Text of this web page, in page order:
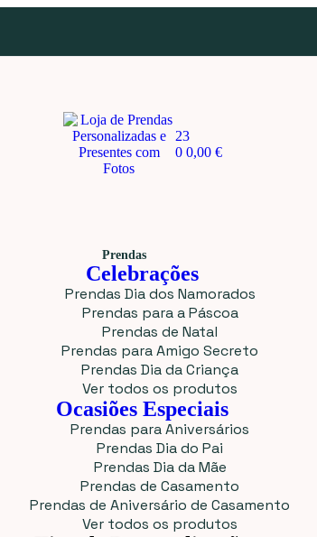
23
0 0,00 €
Prendas
Celebrações
Prendas Dia dos Namorados
Prendas para a Páscoa
Prendas de Natal
Prendas para Amigo Secreto
Prendas Dia da Criança
Ver todos os produtos
Ocasiões Especiais
Prendas para Aniversários
Prendas Dia do Pai
Prendas Dia da Mãe
Prendas de Casamento
Prendas de Aniversário de Casamento
Ver todos os produtos